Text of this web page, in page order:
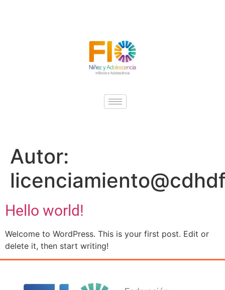
Autor:
Hello world!
Welcome to WordPress. This is your first post. Edit or
delete it, then start writing!